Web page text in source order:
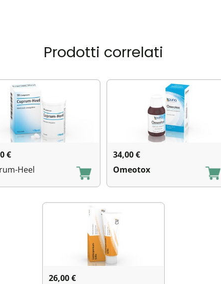
Prodotti correlati
€
Heel
34,00€
Omeotox
26,00€